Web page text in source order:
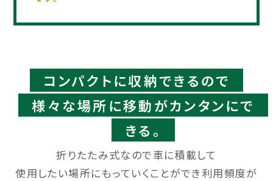
コンパクトに収納できるので
様々な場所に移動がカンタンにで
きる。
折りたたみ式なので車に積載して
使用したい場所にもっていくことができ利用頻度が